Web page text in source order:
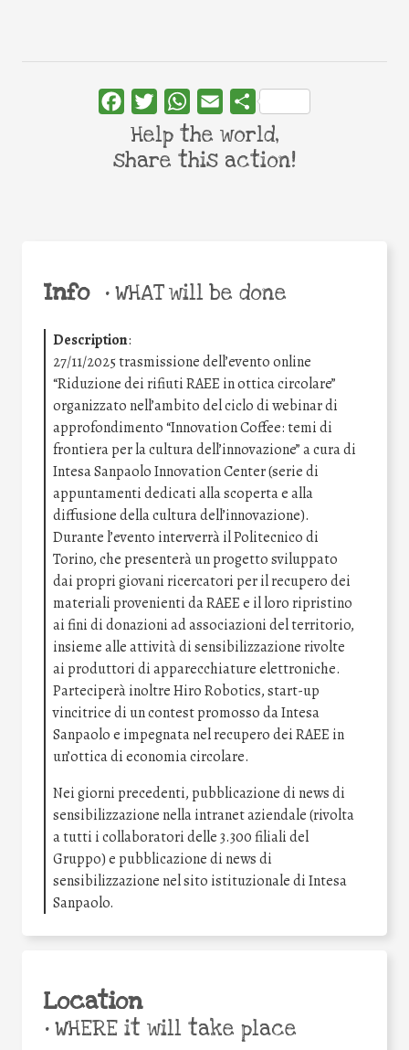
Info •WHAT will be done
Description:
27/11/2025 trasmissione dell’evento online
“Riduzione dei rifiuti RAEE in ottica circolare”
organizzato nell’ambito del ciclo di webinar di
approfondimento “Innovation Coffee: temi di
frontiera per la cultura dell’innovazione” a cura di
Intesa Sanpaolo Innovation Center (serie di
appuntamenti dedicati alla scoperta e alla
diffusione della cultura dell’innovazione).
Durante l’evento interverrà il Politecnico di
Torino, che presenterà un progetto sviluppato
dai propri giovani ricercatori per il recupero dei
materiali provenienti da RAEE e il loro ripristino
ai fini di donazioni ad associazioni del territorio,
insieme alle attività di sensibilizzazione rivolte
ai produttori di apparecchiature elettroniche.
Parteciperà inoltre Hiro Robotics, start-up
vincitrice di un contest promosso da Intesa
Sanpaolo e impegnata nel recupero dei RAEE in
un’ottica di economia circolare.
Nei giorni precedenti, pubblicazione di news di
sensibilizzazione nella intranet aziendale (rivolta
a tutti i collaboratori delle 3.300 filiali del
Gruppo) e pubblicazione di news di
sensibilizzazione nel sito istituzionale di Intesa
Sanpaolo.
Location
•WHERE it will take place
FacebookTwitterWhatsApp
Email Share
Help the world,
share this action!